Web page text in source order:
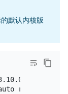
默认内核版